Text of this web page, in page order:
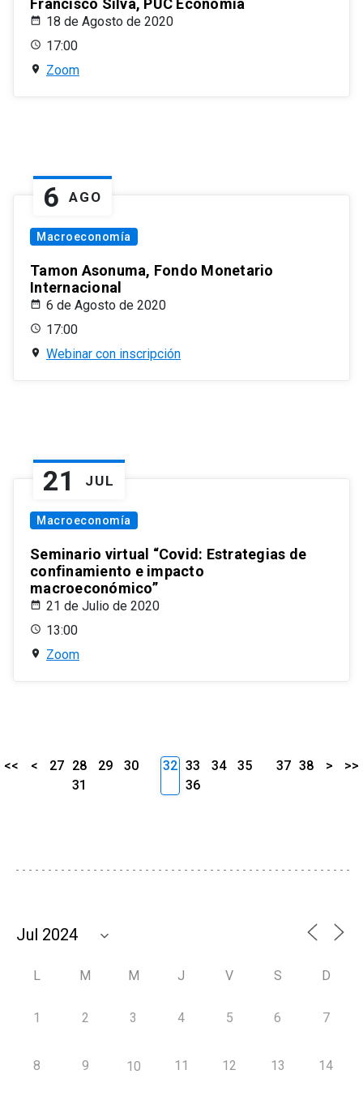
Francisco Silva, PUC Economía
18 de Agosto de 2020
17:00
Zoom
6 AGO
Macroeconomía
Tamon Asonuma, Fondo Monetario
Internacional
6 de Agosto de 2020
17:00
Webinar con inscripción
21 JUL
Macroeconomía
Seminario virtual “Covid: Estrategias de
confinamiento e impacto
macroeconómico”
21 de Julio de 2020
13:00
Zoom
<< < 27 28 29
30
31
32 33 34
35
36
37 38 > >>
L M M J V S D
1 2 3 4 5 6 7
8 9 10 11 12 13 14